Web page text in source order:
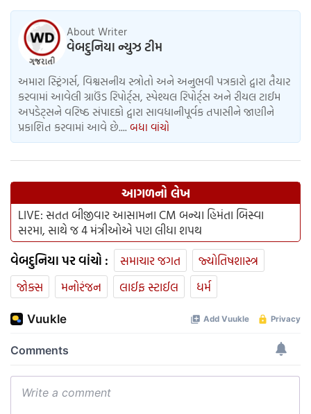
About Writer
વેબદુનિયા ન્યુઝ ટીમ
અમારા સ્ટ્રિંગર્સ, વિશ્વસનીય સ્ત્રોતો અને અનુભવી પત્રકારો દ્વારા તૈયાર
કરવામાં આવેલી ગ્રાઉંડ રિપોર્ટ્સ, સ્પેશ્યલ રિપોર્ટ્સ અને રીયલ ટાઈમ
અપડેટ્સને વરિષ્ઠ સંપાદકો દ્વારા સાવધાનીપૂર્વક તપાસીને જાણીને
પ્રકાશિત કરવામાં આવે છે.... બધા વાંચો
આગળનો લેખ
LIVE: સતત બીજીવાર આસામના CM બન્યા હિમંતા બિસ્વા
સરમા, સાથે જ 4 મંત્રીઓએ પણ લીધા શપથ
વેબદુનિયા પર વાંચો : સમાચાર જગત
જ્યોતિષશાસ્ત્ર
જોક્સ
મનોરંજન લાઈફ સ્ટાઈલ ધર્મ